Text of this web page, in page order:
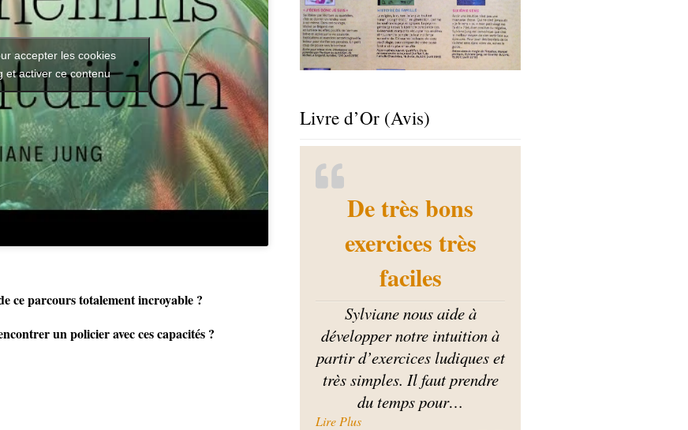
accepter les cookies
et activer ce contenu
ce parcours totalement incroyable ?
un policier avec ces capacités ?
Livre d’Or (Avis)
De très bons
exercices très
faciles
Sylviane nous aide à
développer notre intuition à
partir d’exercices ludiques et
très simples. Il faut prendre
du temps pour…
Lire Plus« De très bons exercices très faciles »